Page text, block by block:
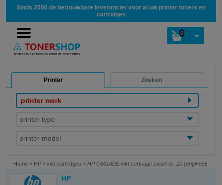
Sinds 2000 de betrouwbare leverancier voor al uw printer toners en
cartridges
0
Printer Zoeken
printer merk
printer type
printer model
Home > HP > inkt cartridges > HP C6614DE inkt cartridge zwart nr. 20 (origineel)
HP